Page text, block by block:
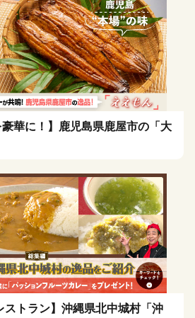
豪華に！】鹿児島県鹿屋市の「大
ストラン】沖縄県北中城村「沖